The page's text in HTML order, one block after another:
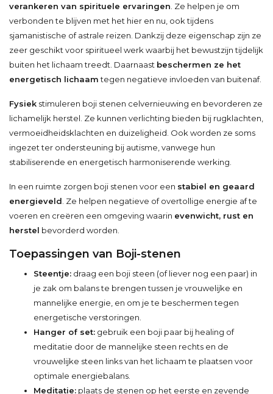
verankeren van spirituele ervaringen . Ze helpen je om
verbonden te blijven met het hier en nu, ook tijdens
sjamanistische of astrale reizen. Dankzij deze eigenschap zijn ze
zeer geschikt voor spiritueel werk waarbij het bewustzijn tijdelijk
buiten het lichaam treedt. Daarnaast beschermen ze het
energetisch lichaamtegen negatieve invloeden van buitenaf.
Fysiek stimuleren boji stenen celvernieuwing en bevorderen ze
lichamelijk herstel. Ze kunnen verlichting bieden bij rugklachten,
vermoeidheidsklachten en duizeligheid. Ook worden ze soms
ingezet ter ondersteuning bij autisme, vanwege hun
stabiliserende en energetisch harmoniserende werking.
In een ruimte zorgen boji stenen voor een stabiel en geaard
energieveld . Ze helpen negatieve of overtollige energie af te
voeren en creëren een omgeving waarin evenwicht, rust en
herstel bevorderd worden.
Toepassingen van Boji-stenen
Steentje: draag een boji steen (of liever nog een paar) in
je zak om balans te brengen tussen je vrouwelijke en
mannelijke energie, en om je te beschermen tegen
energetische verstoringen.
Hanger of set: gebruik een boji paar bij healing of
meditatie door de mannelijke steen rechts en de
vrouwelijke steen links van het lichaam te plaatsen voor
optimale energiebalans.
Meditatie: plaats de stenen op het eerste en zevende